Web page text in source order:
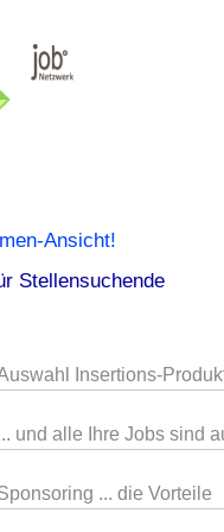
Ansicht!
Stellensuchende
Insertions-
und alle Ihre Jobs sind
... die Vorteile